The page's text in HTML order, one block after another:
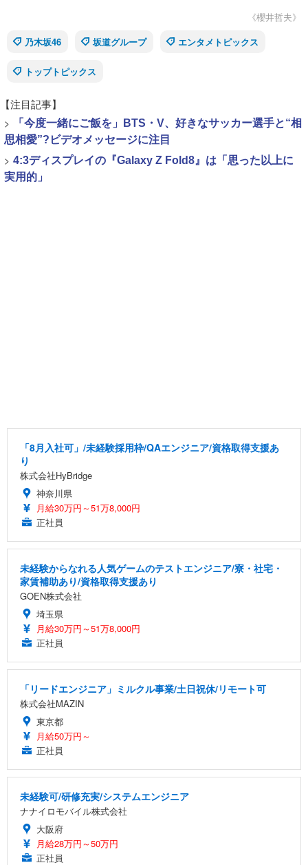
《櫻井哲夫》
乃木坂46
坂道グループ エンタメトピックス
トップトピックス
【注目記事】
>
「今度一緒にご飯を」BTS・V、好きなサッカー選手と“相
思相愛”?ビデオメッセージに注目
> 4:3ディスプレイの『Galaxy Z Fold8』は「思った以上に
実用的」
「8月入社可」/未経験採用枠/QAエンジニア/資格取得支援あ
り
株式会社HyBridge
神奈川県
月給30万円～51万8,000円
正社員
未経験からなれる人気ゲームのテストエンジニア/寮・社宅・
家賃補助あり/資格取得支援あり
GOEN株式会社
埼玉県
月給30万円～51万8,000円
正社員
「リードエンジニア」ミルクル事業/土日祝休/リモート可
株式会社MAZIN
東京都
月給50万円～
正社員
未経験可/研修充実/システムエンジニア
ナナイロモバイル株式会社
大阪府
月給28万円～50万円
正社員